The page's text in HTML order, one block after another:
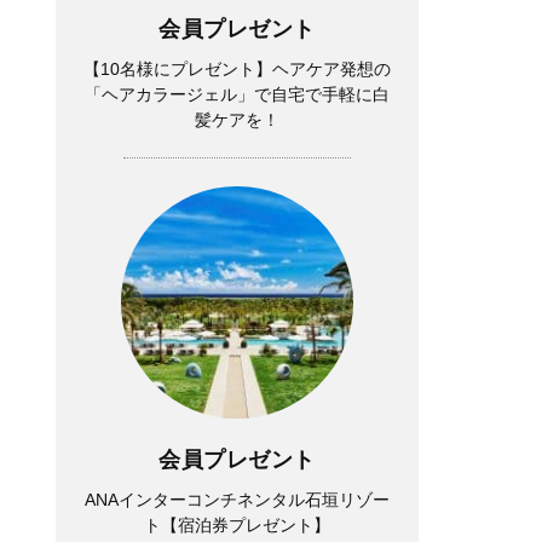
会員プレゼント
【10名様にプレゼント】ヘアケア発想の
「ヘアカラージェル」で自宅で手軽に白
髪ケアを！
会員プレゼント
ANAインターコンチネンタル石垣リゾー
ト【宿泊券プレゼント】